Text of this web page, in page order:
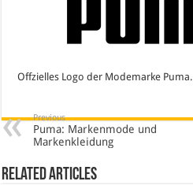
Offzielles Logo der Modemarke Puma.
Previous
Puma: Markenmode und
Markenkleidung
Related Articles